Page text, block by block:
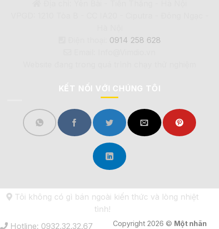
0914 258 628
KẾT NỐI VỚI CHÚNG TÔI
Tôi không có gì bán ngoài kiến thức và lòng nhiệt
tình!
Hotline: 0932.32.32.67
Copyright 2026 © Một nhãn